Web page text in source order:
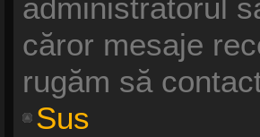
administratorul
căror mesaje
rugăm să
Sus